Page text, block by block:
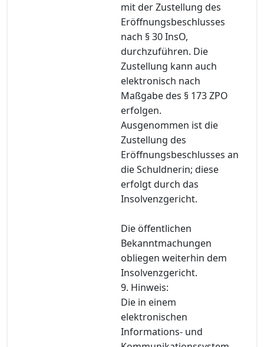
mit der Zustellung des
Eröffnungsbeschlusses
nach § 30 InsO,
durchzuführen. Die
Zustellung kann auch
elektronisch nach
Maßgabe des § 173 ZPO
erfolgen.
Ausgenommen ist die
Zustellung des
Eröffnungsbeschlusses an
die Schuldnerin; diese
erfolgt durch das
Insolvenzgericht.
Die öffentlichen
Bekanntmachungen
obliegen weiterhin dem
Insolvenzgericht.
9. Hinweis:
Die in einem
elektronischen
Informations- und